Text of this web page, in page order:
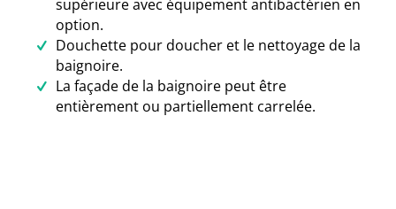
supérieure avec équipement antibactérien en
option.
Douchette pour doucher et le nettoyage de la
baignoire.
La façade de la baignoire peut être
entièrement ou partiellement carrelée.